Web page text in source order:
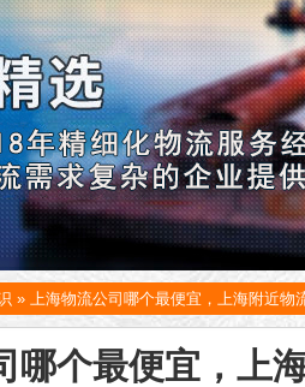
» 上海物流公司哪个最便宜，上海附近物
哪个最便宜，上